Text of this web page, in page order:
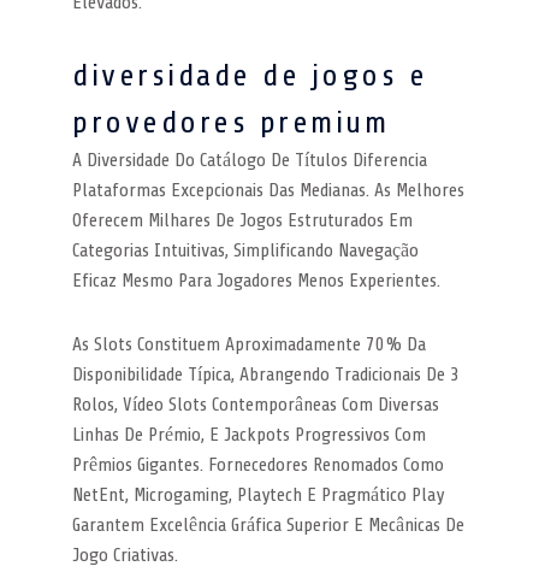
diversidade de jogos e
provedores premium
A Diversidade Do Catálogo De Títulos Diferencia
Plataformas Excepcionais Das Medianas. As Melhores
Oferecem Milhares De Jogos Estruturados Em
Categorias Intuitivas, Simplificando Navegação
Eficaz Mesmo Para Jogadores Menos Experientes.
As Slots Constituem Aproximadamente 70% Da
Disponibilidade Típica, Abrangendo Tradicionais De 3
Rolos, Vídeo Slots Contemporâneas Com Diversas
Linhas De Prémio, E Jackpots Progressivos Com
Prêmios Gigantes. Fornecedores Renomados Como
NetEnt, Microgaming, Playtech E Pragmático Play
Garantem Excelência Gráfica Superior E Mecânicas De
Jogo Criativas.